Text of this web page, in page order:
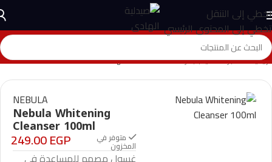
تخطي إلى التنقل
تخطي إلى المحتوى الرئيسي
الرئيسية>المتجر>العناية بالبشرة>
Nebula Whitening Cleanser 100ml
NEBULA
Nebula Whitening
Cleanser 100ml
متوفر في
المخزون 249.00EGP
غسول مصمم للمساعدة في